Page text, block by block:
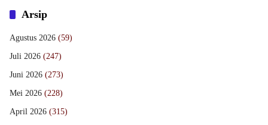
Arsip
Agustus 2026 (59)
Juli 2026 (247)
Juni 2026 (273)
Mei 2026 (228)
April 2026 (315)